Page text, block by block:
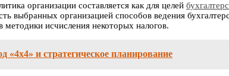
организации составляется как для целей
выбранных организацией способов ведения
методики исчисления некоторых налогов.
«4x4» и стратегическое планирование